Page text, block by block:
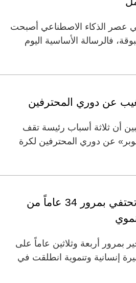
عصر الذكاء الاصطناعي أصبحت
فالرسالة الأساسية اليوم
عن دوري المحترفين
أن ثلاثة أسباب رئيسة تقف
عن دوري المحترفين لكرة
مؤسسة زايد الخير تحتفي بمرور 34 عاماً من
بمرور أربعة وثلاثين عاماً على
إنسانية وتنموية انطلقت في